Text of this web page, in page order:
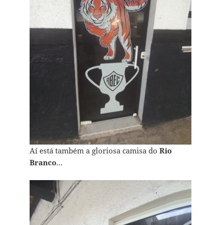
Aí está também a gloriosa camisa do Rio
Branco…